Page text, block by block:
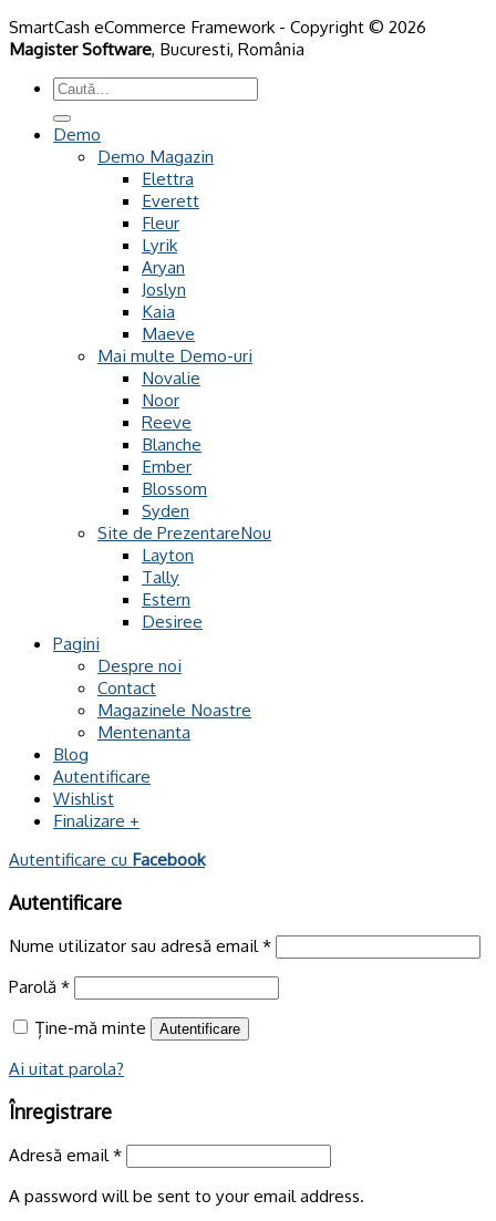
SmartCash eCommerce Framework - Copyright © 2026
Magister Software, Bucuresti, România
Caută
după:
Demo
Demo Magazin
Elettra
Everett
Fleur
Lyrik
Aryan
Joslyn
Kaia
Maeve
Mai multe Demo-uri
Novalie
Noor
Reeve
Blanche
Ember
Blossom
Syden
Site de Prezentare
Layton
Tally
Estern
Desiree
Pagini
Despre noi
Contact
Magazinele Noastre
Mentenanta
Blog
Autentificare
Wishlist
Finalizare +
Autentificare cu Facebook
Autentificare
Nume utilizator sau adresă email *
Parolă *
Ține-mă minte
Autentificare
Ai uitat parola?
Înregistrare
Adresă email *
A password will be sent to your email address.